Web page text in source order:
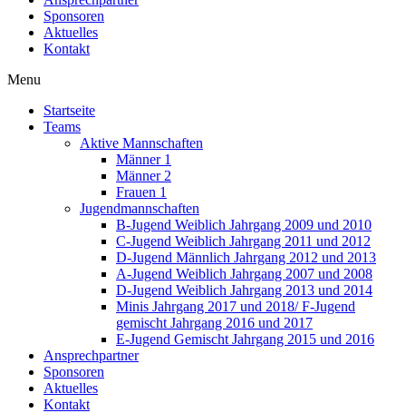
Sponsoren
Aktuelles
Kontakt
Menu
Startseite
Teams
Aktive Mannschaften
Männer 1
Männer 2
Frauen 1
Jugendmannschaften
B-Jugend Weiblich Jahrgang 2009 und 2010
C-Jugend Weiblich Jahrgang 2011 und 2012
D-Jugend Männlich Jahrgang 2012 und 2013
A-Jugend Weiblich Jahrgang 2007 und 2008
D-Jugend Weiblich Jahrgang 2013 und 2014
Minis Jahrgang 2017 und 2018/ F-Jugend
gemischt Jahrgang 2016 und 2017
E-Jugend Gemischt Jahrgang 2015 und 2016
Ansprechpartner
Sponsoren
Aktuelles
Kontakt